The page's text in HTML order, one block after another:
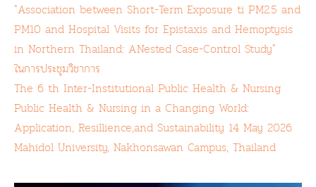
"Association between Short-Term Exposure ti PM2.5 and
PM10 and Hospital Visits for Epistaxis and Hemoptysis
in Northern Thailand: ANested Case-Control Study"
ในการประชุมวิชาการ
The 6 th Inter-Institutional Public Health & Nursing
Public Health & Nursing in a Changing World:
Application, Resillience,and Sustainability 14 May 2026
Mahidol University, Nakhonsawan Campus, Thailand